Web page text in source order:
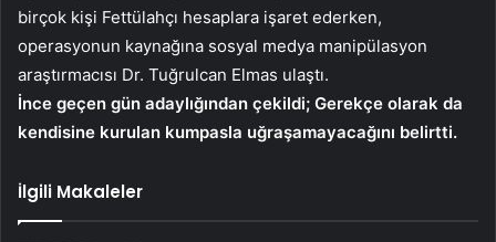
birçok kişi Fettülahçı hesaplara işaret ederken,
operasyonun kaynağına sosyal medya manipülasyon
araştırmacısı Dr. Tuğrulcan Elmas ulaştı.
İnce geçen gün adaylığından çekildi; Gerekçe olarak da
kendisine kurulan kumpasla uğraşamayacağını belirtti.
İlgili Makaleler